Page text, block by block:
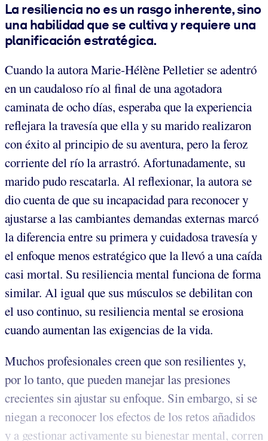
La resiliencia no es un rasgo inherente, sino
una habilidad que se cultiva y requiere una
planificación estratégica.
Cuando la autora Marie-Hélène Pelletier se adentró
en un caudaloso río al final de una agotadora
caminata de ocho días, esperaba que la experiencia
reflejara la travesía que ella y su marido realizaron
con éxito al principio de su aventura, pero la feroz
corriente del río la arrastró. Afortunadamente, su
marido pudo rescatarla. Al reflexionar, la autora se
dio cuenta de que su incapacidad para reconocer y
ajustarse a las cambiantes demandas externas marcó
la diferencia entre su primera y cuidadosa travesía y
el enfoque menos estratégico que la llevó a una caída
casi mortal. Su resiliencia mental funciona de forma
similar. Al igual que sus músculos se debilitan con
el uso continuo, su resiliencia mental se erosiona
cuando aumentan las exigencias de la vida.
Muchos profesionales creen que son resilientes y,
por lo tanto, que pueden manejar las presiones
crecientes sin ajustar su enfoque. Sin embargo, si se
niegan a reconocer los efectos de los retos añadidos
y a gestionar activamente su bienestar mental, corren